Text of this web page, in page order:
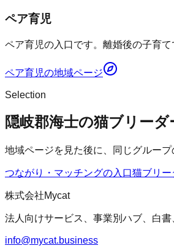
ペア育児
ペア育児の入口です。離婚後の子育
ペア育児の地域ページ
Selection
隠岐郡海士の猫ブリー
地域ページを見た後に、同じグルー
つながり・マッチングの入口猫ブリー
株式会社Mycat
法人向けサービス、事業別ハブ、白
info@mycat.business